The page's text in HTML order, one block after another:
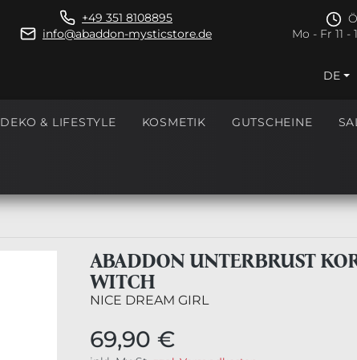
+49 351 8108895
info@abaddon-mysticstore.de
Mo - Fr 11 -
DE
DEKO & LIFESTYLE KOSMETIK GUTSCHEINE
ABADDON UNTERBRUST
WITCH
NICE DREAM GIRL
69,90 €